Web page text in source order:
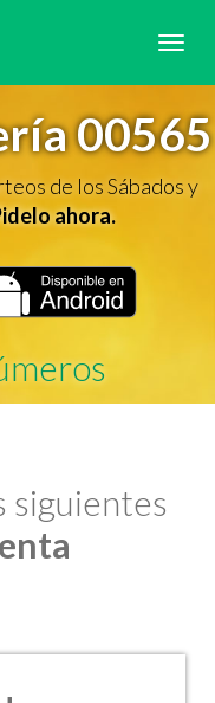
00565
de los Sábados y
ahora.
siguientes